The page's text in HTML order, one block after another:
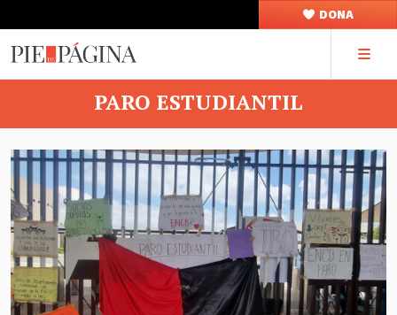
DONA
PARO ESTUDIANTIL